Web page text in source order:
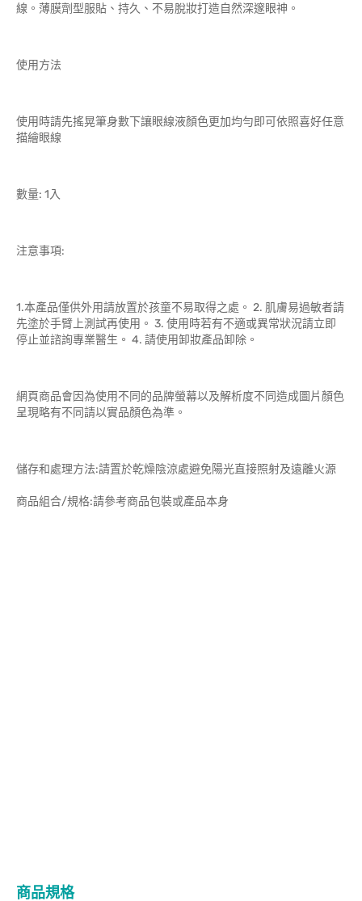
線。薄膜劑型服貼、持久、不易脫妝打造自然深邃眼神。
使用方法
使用時請先搖晃筆身數下讓眼線液顏色更加均勻即可依照喜好任意
描繪眼線
數量: 1入
注意事項:
1.本產品僅供外用請放置於孩童不易取得之處。 2. 肌膚易過敏者請
先塗於手臂上測試再使用。 3. 使用時若有不適或異常狀況請立即
停止並諮詢專業醫生。 4. 請使用卸妝產品卸除。
網頁商品會因為使用不同的品牌螢幕以及解析度不同造成圖片顏色
呈現略有不同請以實品顏色為準。
儲存和處理方法:請置於乾燥陰涼處避免陽光直接照射及遠離火源
商品組合/規格:請參考商品包裝或產品本身
商品規格